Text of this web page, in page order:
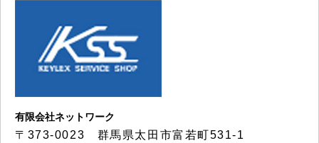
有限会社ネットワーク
〒373-0023 群馬県太田市富若町531-1